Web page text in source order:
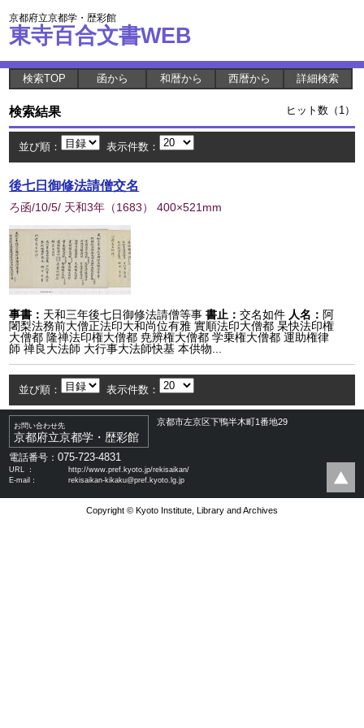
京都府立京都学・歴彩館
東寺百合文書WEB
検索TOP 函から 和暦から 西暦から 詳細検索
検索結果 ヒット数（1）
並び順： 表示件数：
後七日御修法請僧交名
ろ函/10/5/ 天和3年 （1683） 400×521mm
事書： 天和三年後七日御修法請僧等事 書止：交名如件 人名： 阿
闍梨法務前大僧正法印大和尚位有雅 實順法印大僧都 杲快法印権
大僧都 隆禅法印権大僧都 尭辨権大僧都 学乗権大僧都 運助権律
師 禅良大法師 大行事大法師快基 本供物...
並び順： 表示件数：
お問い合わせ先
京都府立京都学・歴彩館
京都市左京区下鴨半木町1番地29
電話番号：075-723-4831
URL ：
http://www.pref.kyoto.jp/rekisaikan/
E-mail：
rekisaikan-kikaku@pref.kyoto.lg.jp
Copyright © Kyoto Institute, Library and Archives